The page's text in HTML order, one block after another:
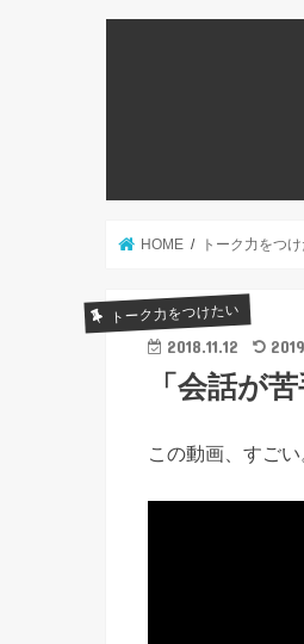
HOME トーク力をつ
トーク力をつけたい
2018.11.12
「会話が
この動画、すごい